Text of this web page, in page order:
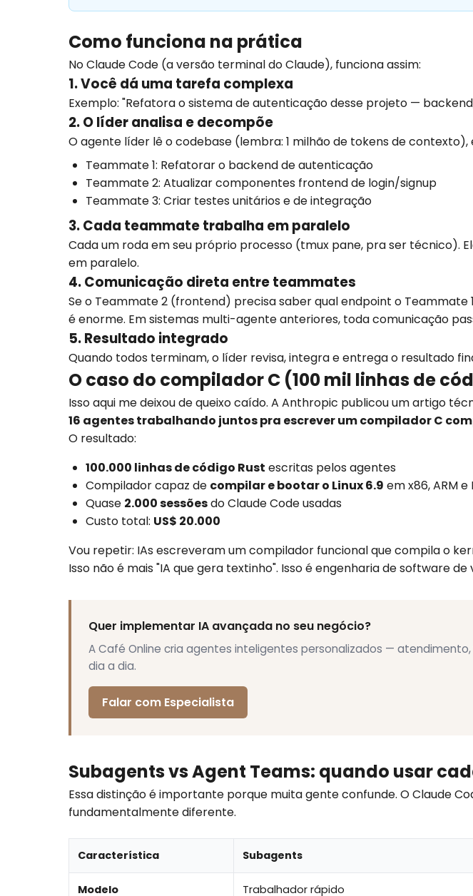
Como funciona na prática
No Claude Code (a versão terminal do Claude), funciona assim:
1. Você dá uma tarefa complexa
Exemplo: "Refatora o sistema de autenticação desse projeto —
2. O líder analisa e decompõe
O agente líder lê o codebase (lembra: 1 milhão de tokens de
Teammate 1: Refatorar o backend de autenticação
Teammate 2: Atualizar componentes frontend de login/signup
Teammate 3: Criar testes unitários e de integração
3. Cada teammate trabalha em paralelo
Cada um roda em seu próprio processo (tmux pane, pra ser técnico).
em paralelo.
4. Comunicação direta entre teammates
Se o Teammate 2 (frontend) precisa saber qual endpoint o
é enorme. Em sistemas multi-agente anteriores, toda comunicação
5. Resultado integrado
Quando todos terminam, o líder revisa, integra e entrega o resultado
O caso do compilador C (100 mil linhas de
Isso aqui me deixou de queixo caído. A Anthropic publicou um artigo
16 agentes trabalhando juntos pra escrever um compilador C
O resultado:
100.000 linhas de código Rust escritas pelos agentes
Compilador capaz de compilar e bootar o Linux 6.9 em x86, ARM e
Quase 2.000 sessõesdo Claude Code usadas
Custo total: US$ 20.000
Vou repetir: IAs escreveram um compilador funcional que compila o
Isso não é mais "IA que gera textinho". Isso é engenharia de software
Quer implementar IA avançada no seu negócio?
A Café Online cria agentes inteligentes personalizados —
dia a dia.
Falar com Especialista
Subagents vs Agent Teams: quando usar
Essa distinção é importante porque muita gente confunde. O Claude
fundamentalmente diferente.
Característica Subagents
Modelo Trabalhador rápido